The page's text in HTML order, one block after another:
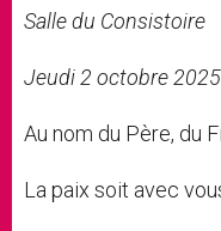
Salle du Consistoire
Jeudi 2 octobre 2025
Au nom du Père, du
La paix soit avec